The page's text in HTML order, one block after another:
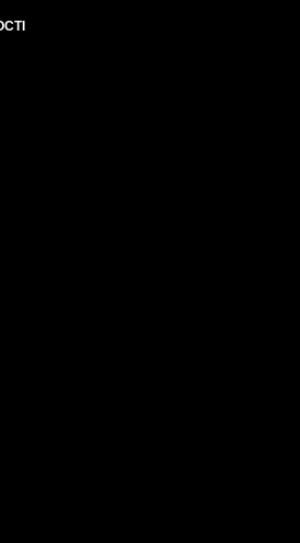
а также нефтегазовым
системой.
возможной передачи под
вступления Украины в
линии боестолкновения
в формате россия - США
невозможно, но